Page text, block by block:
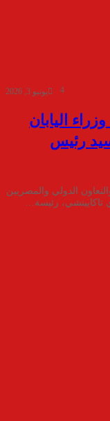
يونيو 3, 2026 4
اليابان
رئيس
الدولي والمصريين